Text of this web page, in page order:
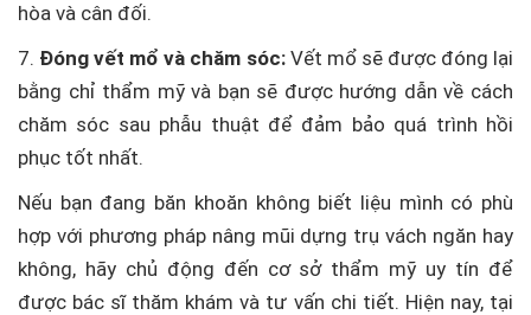
hòa và cân đối.
7. Đóng vết mổ và chăm sóc:Vết mổ sẽ được đóng lại
bằng chỉ thẩm mỹ và bạn sẽ được hướng dẫn về cách
chăm sóc sau phẫu thuật để đảm bảo quá trình hồi
phục tốt nhất.
Nếu bạn đang băn khoăn không biết liệu mình có phù
hợp với phương pháp nâng mũi dựng trụ vách ngăn hay
không, hãy chủ động đến cơ sở thẩm mỹ uy tín để
được bác sĩ thăm khám và tư vấn chi tiết. Hiện nay, tại